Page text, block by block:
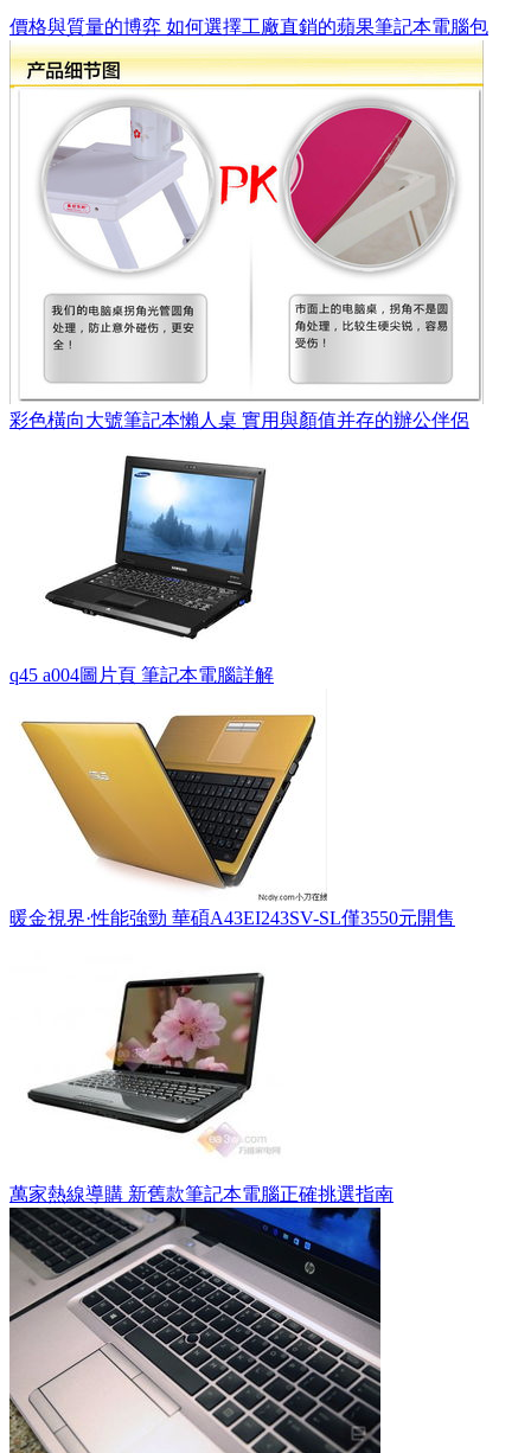
價格與質量的博弈 如何選擇工廠直銷的蘋果筆記本電腦包
彩色橫向大號筆記本懶人桌 實用與顏值并存的辦公伴侶
q45 a004圖片頁 筆記本電腦詳解
暖金視界·性能強勁 華碩A43EI243SV-SL僅3550元開售
萬家熱線導購 新舊款筆記本電腦正確挑選指南